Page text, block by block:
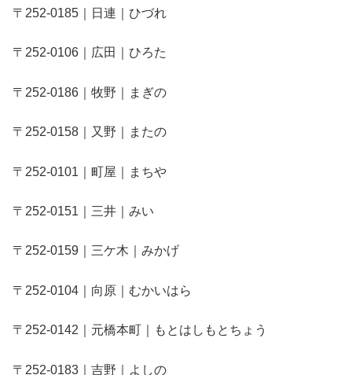
〒252-0185｜日連｜ひづれ
〒252-0106｜広田｜ひろた
〒252-0186｜牧野｜まぎの
〒252-0158｜又野｜またの
〒252-0101｜町屋｜まちや
〒252-0151｜三井｜みい
〒252-0159｜三ケ木｜みかげ
〒252-0104｜向原｜むかいはら
〒252-0142｜元橋本町｜もとはしもとちょう
〒252-0183｜吉野｜よしの